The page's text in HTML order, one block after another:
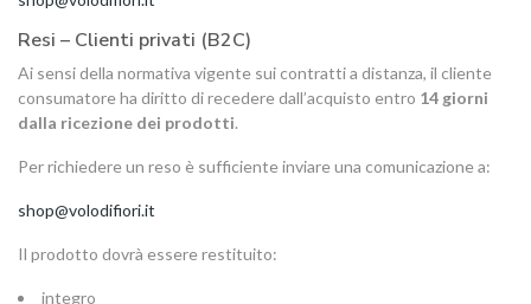
Resi – Clienti privati (B2C)
Ai sensi della normativa vigente sui contratti a distanza, il cliente
consumatore ha diritto di recedere dall’acquisto entro 14 giorni
dalla ricezione dei prodotti.
Per richiedere un reso è sufficiente inviare una comunicazione a:
shop@volodifiori.it
Il prodotto dovrà essere restituito:
integro